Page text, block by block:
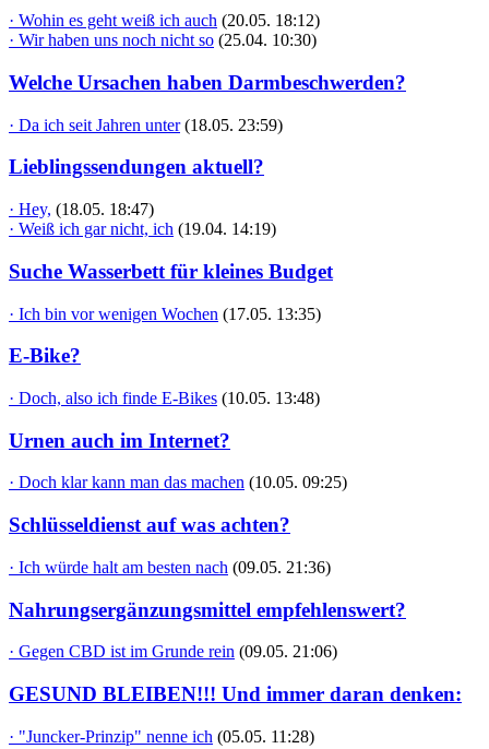
· Wohin es geht weiß ich auch (20.05. 18:12)
· Wir haben uns noch nicht so (25.04. 10:30)
Welche Ursachen haben Darmbeschwerden?
· Da ich seit Jahren unter (18.05. 23:59)
Lieblingssendungen aktuell?
· Hey, (18.05. 18:47)
· Weiß ich gar nicht, ich (19.04. 14:19)
Suche Wasserbett für kleines Budget
· Ich bin vor wenigen Wochen (17.05. 13:35)
E-Bike?
· Doch, also ich finde E-Bikes (10.05. 13:48)
Urnen auch im Internet?
· Doch klar kann man das machen (10.05. 09:25)
Schlüsseldienst auf was achten?
· Ich würde halt am besten nach (09.05. 21:36)
Nahrungsergänzungsmittel empfehlenswert?
· Gegen CBD ist im Grunde rein (09.05. 21:06)
GESUND BLEIBEN!!! Und immer daran denken:
· "Juncker-Prinzip" nenne ich (05.05. 11:28)